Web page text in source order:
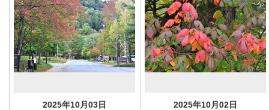
2025年10月03日
2025年10月02日